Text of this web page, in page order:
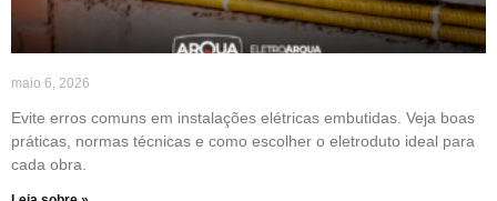
maio 6, 2026
Evite erros comuns em instalações elétricas embutidas. Veja boas
práticas, normas técnicas e como escolher o eletroduto ideal para
cada obra.